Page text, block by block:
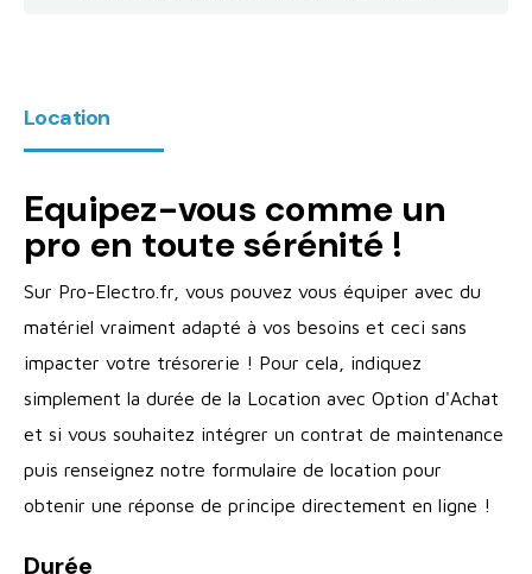
Location
Equipez-vous comme un
pro en toute sérénité !
Sur Pro-Electro.fr, vous pouvez vous équiper avec du
matériel vraiment adapté à vos besoins et ceci sans
impacter votre trésorerie ! Pour cela, indiquez
simplement la durée de la Location avec Option d'Achat
et si vous souhaitez intégrer un contrat de maintenance
puis renseignez notre formulaire de location pour
obtenir une réponse de principe directement en ligne !
Durée